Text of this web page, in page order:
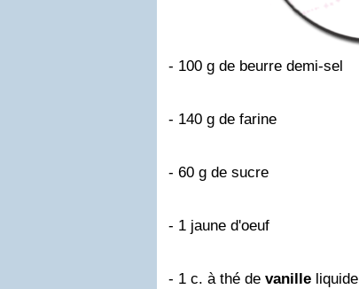
- 100 g de beurre demi-sel
- 140 g de farine
- 60 g de sucre
- 1 jaune d'oeuf
- 1 c. à thé de vanille liquide